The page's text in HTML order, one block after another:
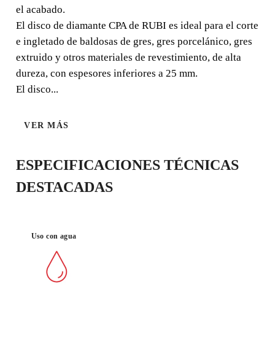
DURO
ACABADO
el acabado.
El disco de diamante CPA de RUBI es ideal para el corte
e ingletado de baldosas de gres, gres porcelánico, gres
extruido y otros materiales de revestimiento, de alta
dureza, con espesores inferiores a 25 mm.
El disco...
VER MÁS
ESPECIFICACIONES TÉCNICAS
DESTACADAS
Uso con agua